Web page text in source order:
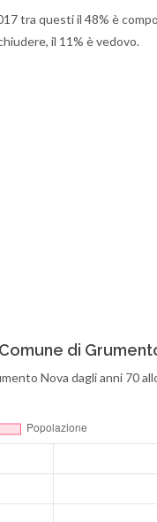
tra questi il 48% è
il 11% è vedovo.
Comune di
Nova dagli anni 70